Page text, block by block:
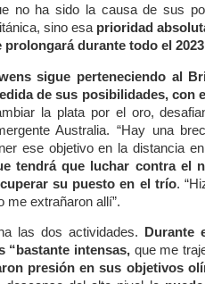
no ha sido la causa de sus
sino esa prioridad
prolongará durante todo el
sigue perteneciendo al
de sus posibilidades, con
la plata por el oro,
Australia. “Hay una
ese objetivo en la distancia
tendrá que luchar contra el
su puesto en el trío.
me extrañaron allí”.
las dos actividades.
Durante
“bastante intensas, que me
presión en sus objetivos